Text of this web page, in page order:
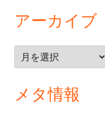
アーカイブ
ー
イ
メタ情報